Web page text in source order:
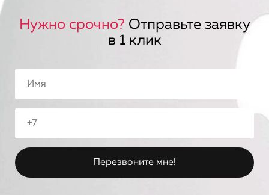
Нужно срочно? Отправьте заявку
в 1 клик